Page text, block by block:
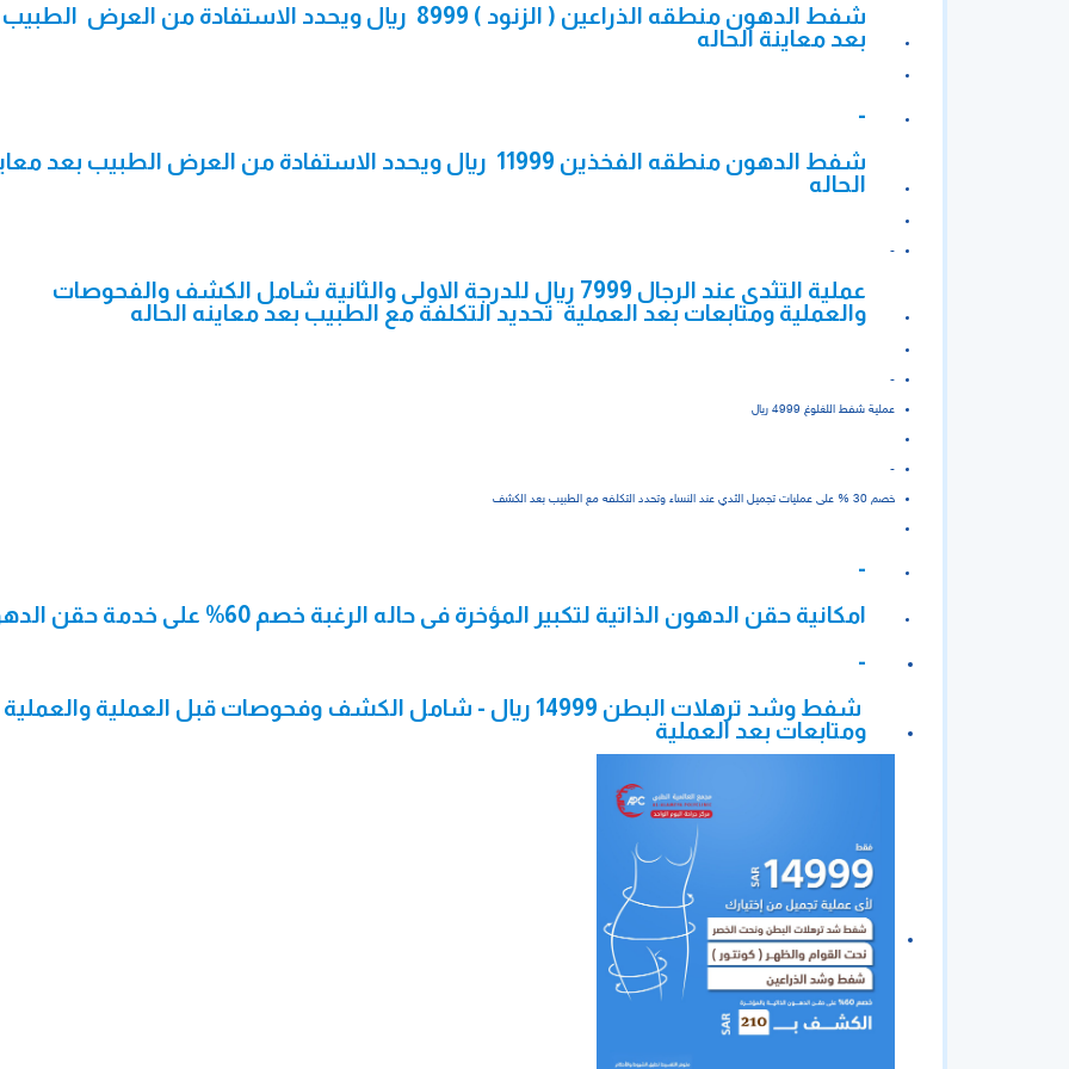
شفط الدهون منطقه الذراعين ( الزنود ) 8999 ريال ويحدد الاستفادة من العرض الطبيب
بعد معاينة الحاله
-
شفط الدهون منطقه الفخذين 11999 ريال ويحدد الاستفادة من العرض الطبيب بعد
الحاله
-
عملية التثدى عند الرجال 7999 ريال للدرجة الاولى والثانية شامل الكشف والفحوصات
والعملية ومتابعات بعد العملية تحديد التكلفة مع الطبيب بعد معاينه الحاله
-
عملية شفط اللغلوغ 4999 ريال
-
خصم 30 % على عمليات تجميل الثدي عند النساء وتحدد التكلفه مع الطبيب بعد الكشف
-
امكانية حقن الدهون الذاتية لتكبير المؤخرة فى حاله الرغبة خصم 60% على خدمة حقن الدهون
-
شفط وشد ترهلات البطن 14999 ريال - شامل الكشف وفحوصات قبل العملية والعملية
ومتابعات بعد العملية